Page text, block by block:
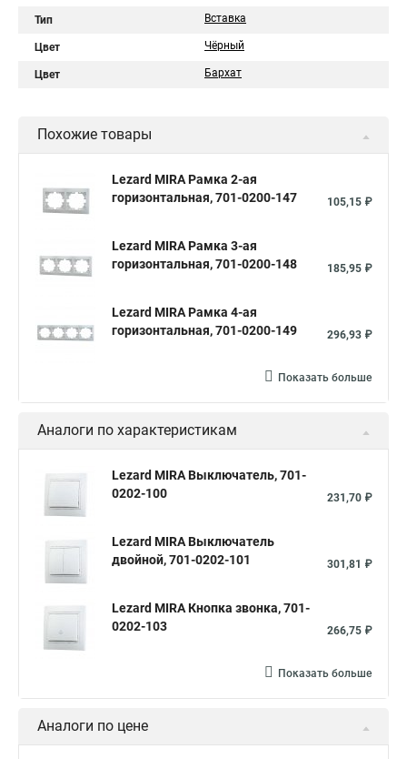
Тип Вставка
Цвет Чёрный
Цвет Бархат
Похожие товары
Lezard MIRA Рамка 2-ая
горизонтальная, 701-0200-147
105,15 ₽
Lezard MIRA Рамка 3-ая
горизонтальная, 701-0200-148
185,95 ₽
Lezard MIRA Рамка 4-ая
горизонтальная, 701-0200-149
296,93 ₽
Показать больше
Аналоги по характеристикам
Lezard MIRA Выключатель, 701-
0202-100
231,70 ₽
Lezard MIRA Выключатель
двойной, 701-0202-101
301,81 ₽
Lezard MIRA Кнопка звонка, 701-
0202-103
266,75 ₽
Показать больше
Аналоги по цене